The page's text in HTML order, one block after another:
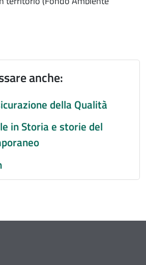
anche:
della Qualità
in Storia e storie del